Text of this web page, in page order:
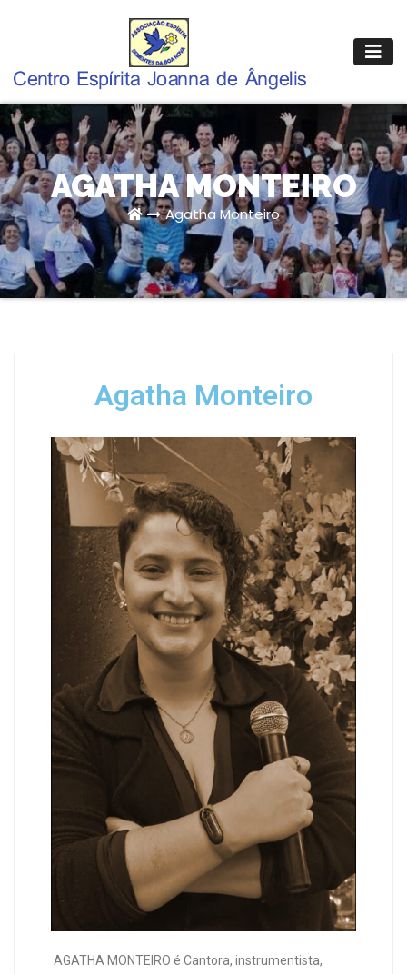
AGATHA MONTEIRO
Agatha Monteiro
Agatha Monteiro
AGATHA MONTEIRO é Cantora, instrumentista,